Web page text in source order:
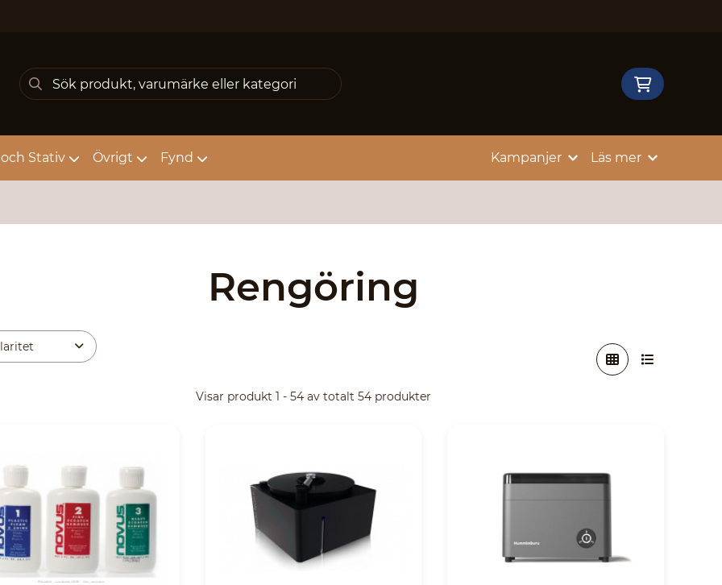
Stativ Övrigt Fynd Kampanjer Läs mer
Rengöring
Visar produkt 1 - 54 av totalt 54 produkter